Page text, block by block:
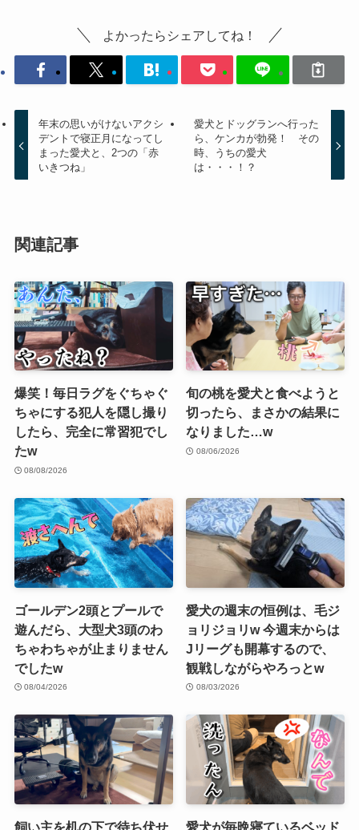
よかったらシェアしてね！
年末の思いがけないアクシ
デントで寝正月になってし
まった愛犬と、2つの「赤
いきつね」
愛犬とドッグランへ行った
ら、ケンカが勃発！ その
時、うちの愛犬
は・・・！？
関連記事
爆笑！毎日ラグをぐちゃぐ
ちゃにする犯人を隠し撮り
したら、完全に常習犯でし
たw
08/08/2026
旬の桃を愛犬と食べようと
切ったら、まさかの結果に
なりました…w
08/06/2026
ゴールデン2頭とプールで
遊んだら、大型犬3頭のわ
ちゃわちゃが止まりません
でしたw
08/04/2026
愛犬の週末の恒例は、毛ジ
ョリジョリw 今週末からは
Jリーグも開幕するので、
観戦しながらやろっとw
08/03/2026
飼い主を机の下で待ち伏せ
愛犬が毎晩寝ているベッド